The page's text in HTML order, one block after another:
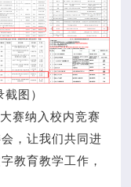
图）
赛纳入校内竞赛
，让我们共同进
教育教学工作，